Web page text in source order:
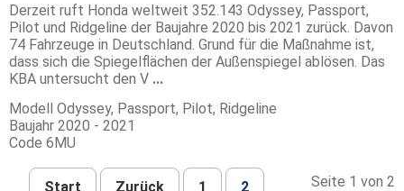
Derzeit ruft Honda weltweit 352.143 Odyssey, Passport,
Pilot und Ridgeline der Baujahre 2020 bis 2021 zurück. Davon
74 Fahrzeuge in Deutschland. Grund für die Maßnahme ist,
dass sich die Spiegelflächen der Außenspiegel ablösen. Das
KBA untersucht den V ...
Modell Odyssey, Passport, Pilot, Ridgeline
Baujahr 2020 - 2021
Code 6MU
Seite 1 von 2
Start Zurück 1 2